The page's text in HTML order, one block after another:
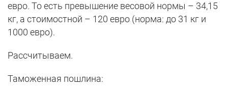
евро. То есть превышение весовой нормы – 34,15
кг, а стоимостной – 120 евро (норма: до 31 кг и
1000 евро).
Рассчитываем.
Таможенная пошлина: